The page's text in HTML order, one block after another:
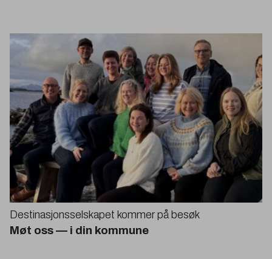
Destinasjonsselskapet kommer på besøk
Møt oss — i din kommune